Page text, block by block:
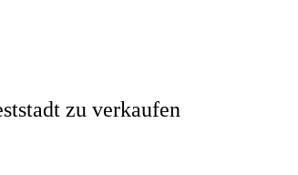
zu verkaufen